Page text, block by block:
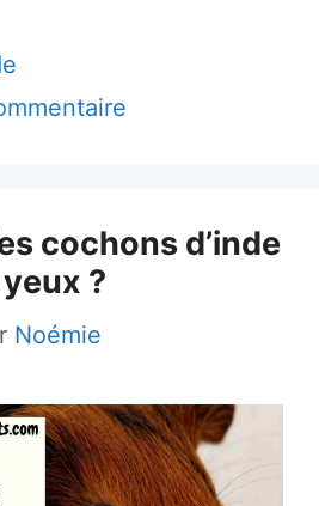
cochons d’inde
?
Noémie